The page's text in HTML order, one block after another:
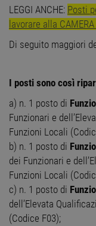
LEGGI ANCHE: Posti
lavorare alla
Di seguito maggiori
I posti sono così
a) n. 1 posto di
Funzionari e
Funzioni Locali
b) n. 1 posto di
dei Funzionari e
Funzioni Locali
c) n. 1 posto di
dell’Elevata
(Codice F03);